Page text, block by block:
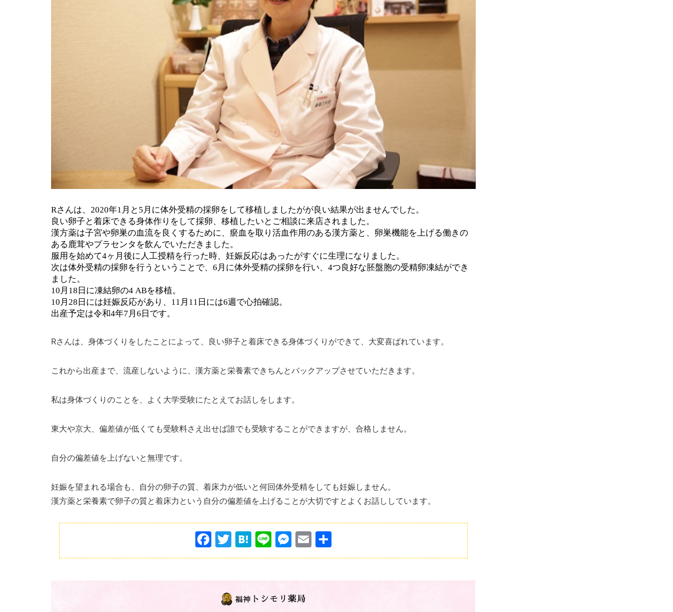
Rさんは、 2020年1 月と 5 月に体外受精の採卵をして移植しましたがが良い結果が出ませんでした。
良い卵子と着床できる身体作りをして採卵、移植したいとご相談に来店されました。
漢方薬は子宮や卵巣の血流を良くするために、瘀血を取り活血作用のある漢方薬と、卵巣機能を上げる働きの
ある鹿茸やプラセンタを飲んでいただきました。
服用を始めて4ヶ月後に人工授精を行った時、妊娠反応はあったがすぐに生理になりました。
次は体外受精の採卵を行うということで、 6 月に体外受精の採卵を行い、 4つ良好な胚盤胞の受精卵凍結ができ
ました。
10 月 18 日に凍結卵の4 ABを移植。
10 月 28 日には妊娠反応があり、 11 月 11 日には6週で心拍確認。
出産予定は令和4年7 月 6 日です。
Rさんは、身体づくりをしたことによって、良い卵子と着床できる身体づくりができて、大変喜ばれています。
これから出産まで、流産しないように、漢方薬と栄養素できちんとバックアップさせていただきます。
私は身体づくりのことを、よく大学受験にたとえてお話しをします。
東大や京大、偏差値が低くても受験料さえ出せば誰でも受験することができますが、合格しません。
自分の偏差値を上げないと無理です。
妊娠を望まれる場合も、自分の卵子の質、着床力が低いと何回体外受精をしても妊娠しません。
漢方薬と栄養素で卵子の質と着床力という自分の偏差値を上げることが大切ですとよくお話ししています。
F
a
e
b
T
w
H
at
a
Li
n
M
e
e
E
m
共
有